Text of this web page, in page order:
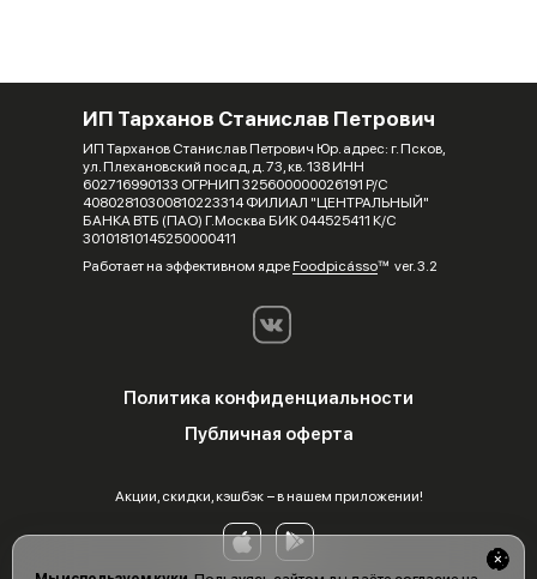
ИП Тарханов Станислав Петрович
ИП Тарханов Станислав Петрович Юр. адрес: г. Псков,
ул. Плехановский посад, д. 73, кв. 138 ИНН
602716990133 ОГРНИП 325600000026191 Р/С
40802810300810223314 ФИЛИАЛ "ЦЕНТРАЛЬНЫЙ"
БАНКА ВТБ (ПАО) Г.Москва БИК 044525411 К/С
30101810145250000411
Работает на эффективном ядреFoodpicássover. 3.2
Политика конфиденциальности
Публичная оферта
Акции, скидки, кэшбэк − в нашем приложении!